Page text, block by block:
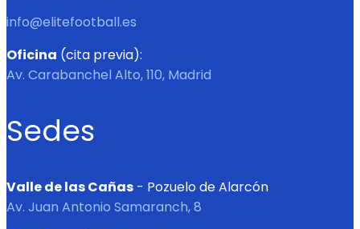
info@elitefootball.es
Oficina (cita previa):
Av. Carabanchel Alto, 110, Madrid
Sedes
Valle de las Cañas - Pozuelo de Alarcón
Av. Juan Antonio Samaranch, 8